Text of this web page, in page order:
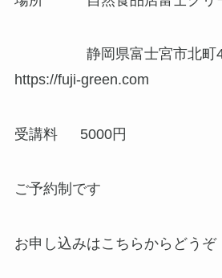
静岡県富士宮市北町
https://fuji-green.com
受講料 5000円
ご予約制です
お申し込みはこちらからどうぞ